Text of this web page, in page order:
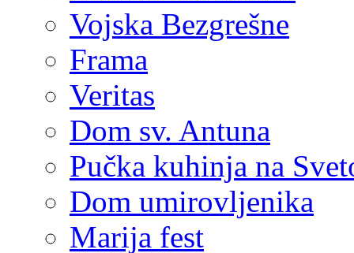
Vojska Bezgrešne
Frama
Veritas
Dom sv. Antuna
Pučka kuhinja na
Dom umirovljenika
Marija fest